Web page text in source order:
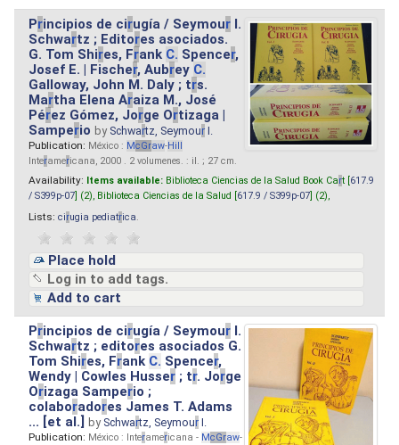
Principios de cirugía / Seymour I.
Schwartz ; Editores asociados.
G. Tom Shires, Frank C. Spencer,
Josef E. | Fischer, Aubrey C.
Galloway, John M. Daly ; trs.
Martha Elena Araiza M., José
Pérez Gómez, Jorge Ortizaga |
Samperio by Schwartz, Seymour I.
Publication: México : McGraw-Hill
Interamericana, 2000 . 2 volumenes. : il. ; 27 cm.
Availability: Items available: Biblioteca Ciencias de la Salud Book Cart [ 617.9
/ S399p-07 ] (2), Biblioteca Ciencias de la Salud [ 617.9 / S399p-07 ] (2),
Lists: cirugia pediatrica
Place hold
Log in to add tags.
Add to cart
Principios de cirugía / Seymour I.
Schwartz ; editores asociados G.
Tom Shires, Frank C. Spencer,
Wendy | Cowles Husser ; tr. Jorge
Orizaga Samperio ;
colaboradores James T. Adams
... [et al.]by Schwartz, Seymour I.
Publication: México : Interamericana - McGraw-